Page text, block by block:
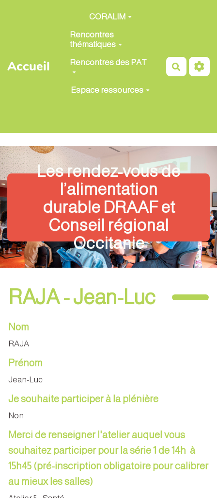
Aller au contenu principal
Accueil
CORALIM
Rencontres
thématiques
Rencontres des PAT
Espace ressources
Les rendez-vous de
l’alimentation
durable DRAAF et
Conseil régional
Occitanie
RAJA - Jean-Luc
Nom
RAJA
Prénom
Jean-Luc
Je souhaite participer à la plénière
Non
Merci de renseigner l'atelier auquel vous
souhaitez participer pour la série 1 de 14h à
15h45 (pré-inscription obligatoire pour calibrer
au mieux les salles)